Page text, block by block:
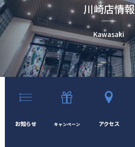
川崎店情報
Kawasaki
お知らせ キャンペーン アクセス